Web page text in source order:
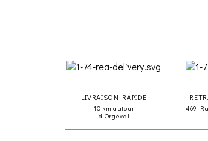
LIVRAISON RAPIDE
10 km autour
d'Orgeval
469